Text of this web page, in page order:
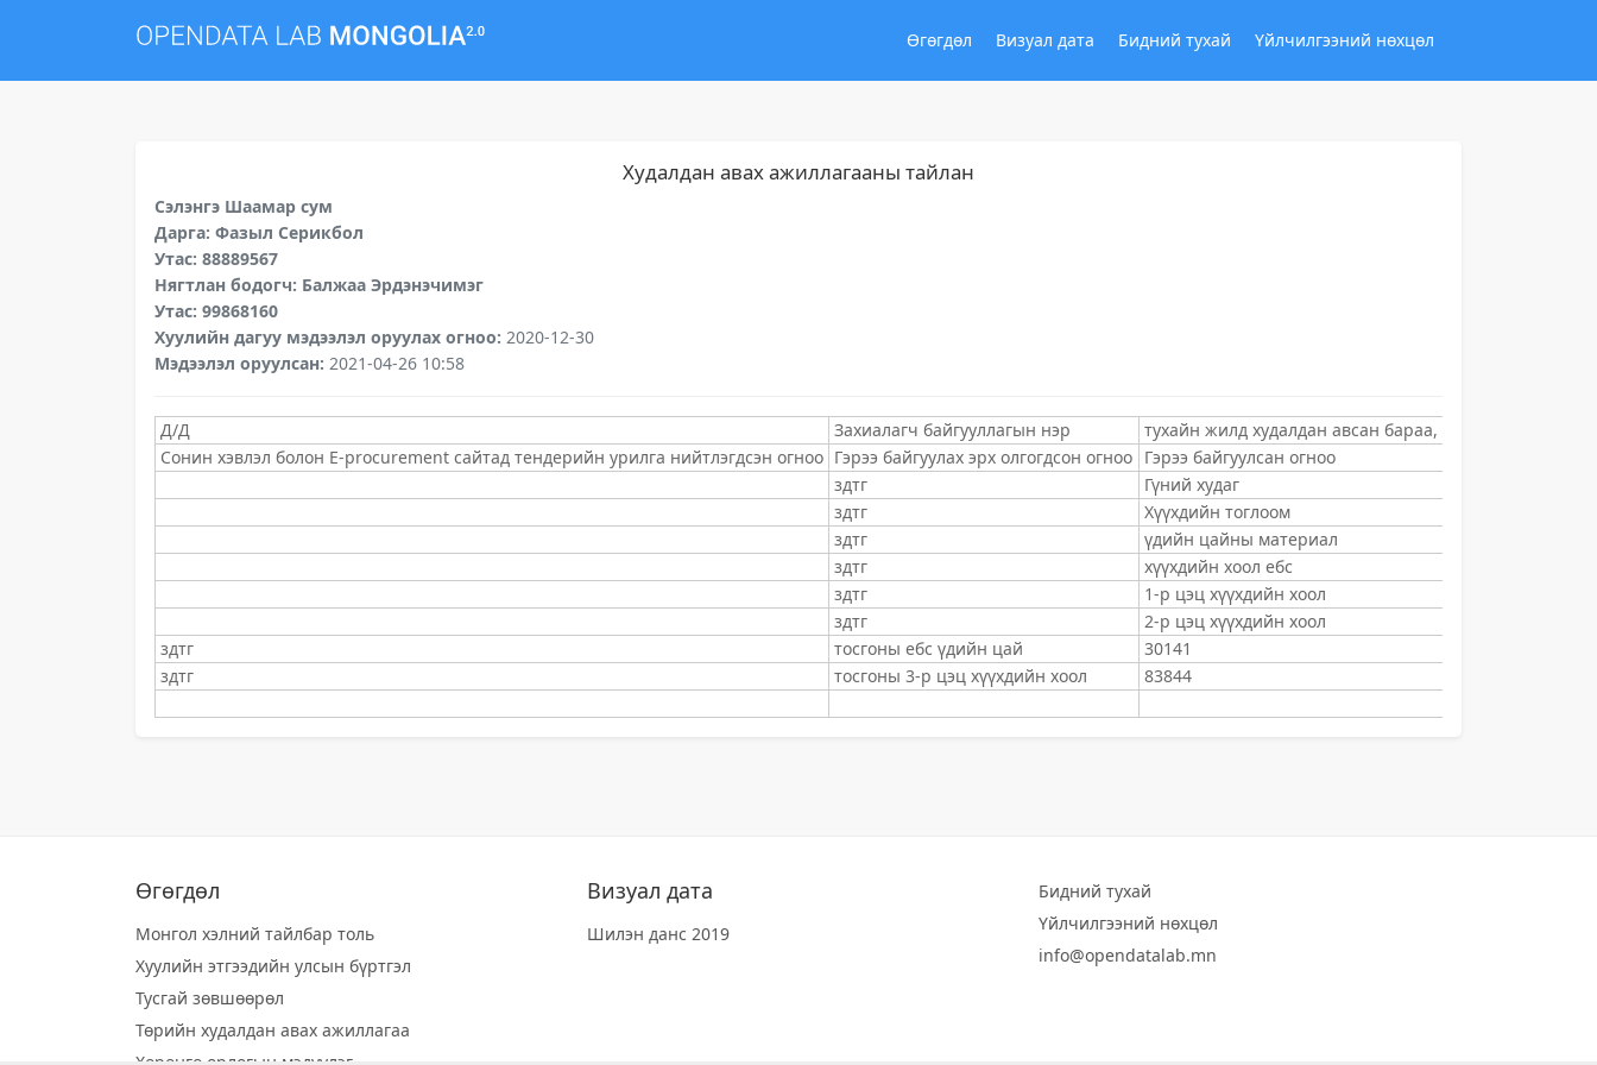
Өгөгдөл Визуал дата Бидний тухай Үйлчилгээний нөхцөл
Худалдан авах ажиллагааны тайлан
Сэлэнгэ Шаамар сум
Дарга: Фазыл Серикбол
Утас: 88889567
Нягтлан бодогч: Балжаа Эрдэнэчимэг
Утас: 99868160
Хуулийн дагуу мэдээлэл оруулах огноо: 2020-12-30
Мэдээлэл оруулсан: 2021-04-26 10:58
Д/Д Захиалагч байгууллагын нэр
тухайн жилд худалдан авсан бараа, ажил,
Сонин хэвлэл болон E-procurement сайтад тендерийн урилга нийтлэгдсэн огноо Гэрээ байгуулах эрх олгогдсон огноо Гэрээ байгуулсан огноо
здтг
Гүний худаг
здтг
Хүүхдийн тоглоом
здтг
үдийн цайны материал
здтг
хүүхдийн хоол ебс
здтг
1-р цэц хүүхдийн хоол
здтг
2-р цэц хүүхдийн хоол
здтг
тосгоны ебс үдийн цай
30141
здтг
тосгоны 3-р цэц хүүхдийн хоол 83844
Өгөгдөл
Монгол хэлний тайлбар толь
Хуулийн этгээдийн улсын бүртгэл
Тусгай зөвшөөрөл
Төрийн худалдан авах ажиллагаа
Визуал дата
Шилэн данс 2019
Бидний тухай
Үйлчилгээний нөхцөл
info@opendatalab.mn